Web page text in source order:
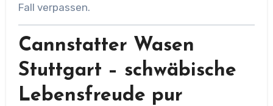
Fall verpassen.
Cannstatter Wasen
Stuttgart – schwäbische
Lebensfreude pur